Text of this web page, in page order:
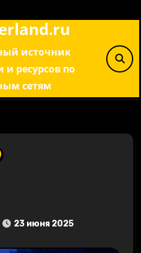
источник
ресурсов по
сетям
23 июня 2025